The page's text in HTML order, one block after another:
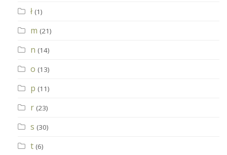
ł (1)
m (21)
n (14)
o (13)
p (11)
r (23)
s (30)
t (6)